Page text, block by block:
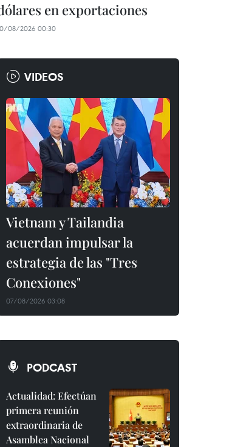
en exportaciones
08/2026 00:30
VIDEOS
Vietnam y Tailandia
acuerdan impulsar la
estrategia de las "Tres
Conexiones"
07/08/2026 03:08
PODCAST
Actualidad: Efectúan
primera reunión
extraordinaria de
Asamblea Nacional